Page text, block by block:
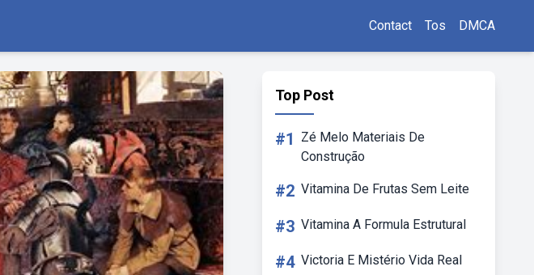
Contact Tos DMCA
Top Post
#1
Zé Melo Materiais De
Construção
#2 Vitamina De Frutas Sem Leite
#3 Vitamina A Formula Estrutural
#4 Victoria E Mistério Vida Real